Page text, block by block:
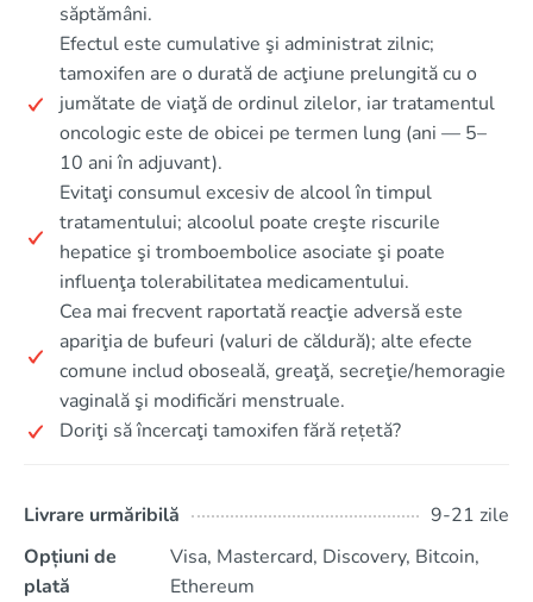
săptămâni.
Efectul este cumulative şi administrat zilnic;
tamoxifen are o durată de acţiune prelungită cu o
jumătate de viaţă de ordinul zilelor, iar tratamentul
oncologic este de obicei pe termen lung (ani — 5–
10 ani în adjuvant).
Evitaţi consumul excesiv de alcool în timpul
tratamentului; alcoolul poate creşte riscurile
hepatice şi tromboembolice asociate şi poate
influenţa tolerabilitatea medicamentului.
Cea mai frecvent raportată reacţie adversă este
apariţia de bufeuri (valuri de căldură); alte efecte
comune includ oboseală, greaţă, secreţie/hemoragie
vaginală şi modificări menstruale.
Doriţi să încercaţi tamoxifen fără rețetă?
Livrare urmăribilă
9-21 zile
Opțiuni de
plată
Visa, Mastercard, Discovery, Bitcoin,
Ethereum